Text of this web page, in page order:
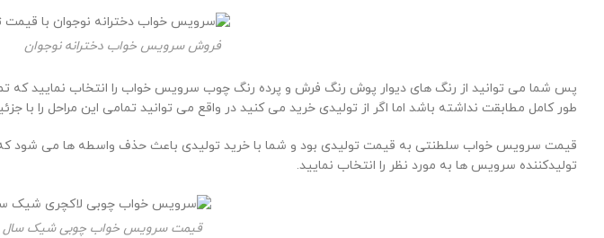
فروش سرویس خواب دخترانه نوجوان
پس شما می توانید از رنگ های دیوار پوش رنگ فرش و پرده رنگ چوب سرویس خواب را انتخاب نمایید که
طور کامل مطابقت نداشته باشد اما اگر از تولیدی خرید می کنید در واقع می توانید تمامی این مراحل را با
تولیدکننده سرویس ها به مورد نظر را انتخاب نمایید.
قیمت سرویس خواب چوبی شیک سال